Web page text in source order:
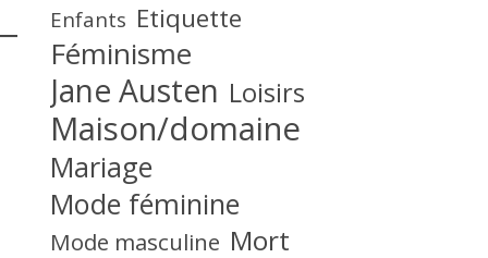
Enfants Etiquette
Féminisme
Jane Austen Loisirs
Maison/domaine
Mariage
Mode féminine
Mode masculine Mort